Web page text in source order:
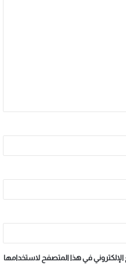
في هذا المتصفح لاستخدامها